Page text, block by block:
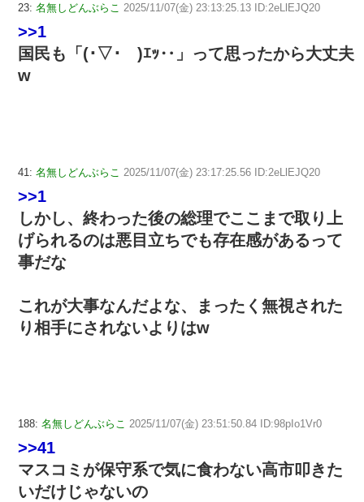
23: 名無しどんぶらこ 2025/11/07(金) 23:13:25.13 ID:2eLlEJQ20
>>1
国民も「(･▽･ )ｴｯ‥」って思ったから大丈夫
w
41: 名無しどんぶらこ 2025/11/07(金) 23:17:25.56 ID:2eLlEJQ20
>>1
しかし、終わった後の総理でここまで取り上
げられるのは悪目立ちでも存在感があるって
事だな
これが大事なんだよな、まったく無視された
り相手にされないよりはw
188: 名無しどんぶらこ 2025/11/07(金) 23:51:50.84 ID:98pIo1Vr0
>>41
マスコミが保守系で気に食わない高市叩きた
いだけじゃないの